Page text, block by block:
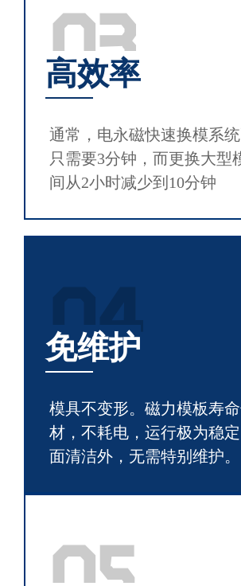
03
高效率
通常，电永磁快速换模系
只需要3分钟，而更换大型
间从2小时减少到10分钟
04
免维护
模具不变形。磁力模板寿
材，不耗电，运行极为稳
面清洁外，无需特别维护。